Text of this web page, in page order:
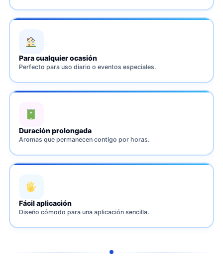
Para cualquier ocasión
Perfecto para uso diario o eventos especiales.
Duración prolongada
Aromas que permanecen contigo por horas.
Fácil aplicación
Diseño cómodo para una aplicación sencilla.